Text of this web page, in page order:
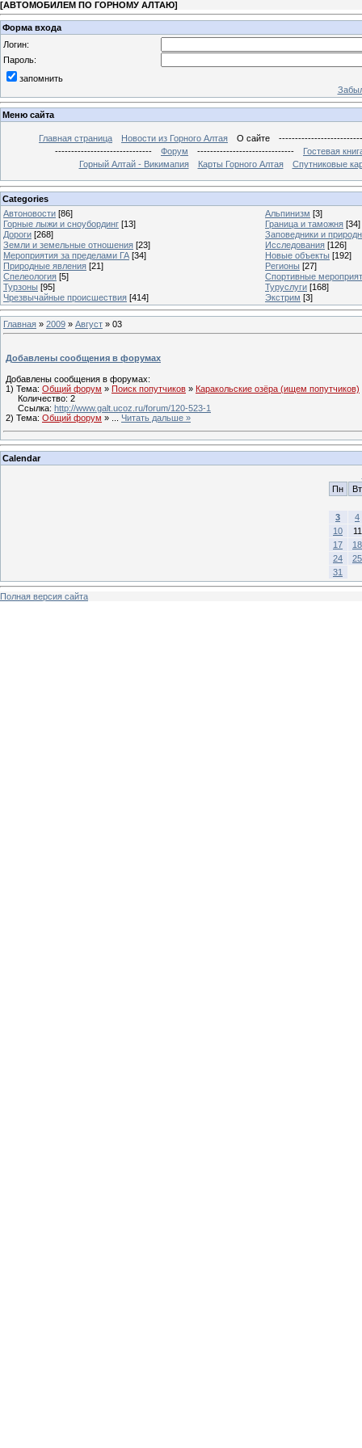
[АВТОМОБИЛЕМ ПО ГОРНОМУ АЛТАЮ]
Форма входа
Логин:
Пароль:
запомнить
Меню сайта
Главная страница Новости из Горного Алтая О сайте
------------------------------
Форум ------------------------------
Гостевая
Горный Алтай - Викимапия
Карты Горного Алтая Спутниковые
Categories
Автоновости [86] Альпинизм [3]
Горные лыжи и сноубординг [13] Граница и таможня [34]
Дороги [268]
Заповедники и
Земли и земельные отношения [23] Исследования [126]
Мероприятия за пределами ГА [34] Новые объекты [192]
Природные явления [21] Регионы [27]
Спелеология [5]
Спортивные
Турзоны [95] Туруслуги [168]
Чрезвычайные происшествия [414] Экстрим [3]
Главная » 2009 » Август » 03
Добавлены сообщения в форумах
Добавлены сообщения в форумах:
1) Тема: Общий форум » Поиск попутчиков » Каракольские озёра (ищем попутчиков)
Количество: 2
Ссылка: http://www.galt.ucoz.ru/forum/120-523-1
2) Тема: Общий форум » Читать дальше »
Calendar
Пн
Вт
3
4
10
11
17
18
24
25
31
Полная версия сайта